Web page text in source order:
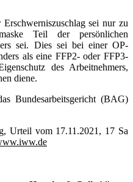
sei nur zu
Teil der persönlichen
sei. Dies sei bei einer OP-
als eine FFP2- oder FFP3-
des Arbeitnehmers,
diene.
Bundesarbeitsgericht (BAG)
Urteil vom 17.11.2021, 17 Sa